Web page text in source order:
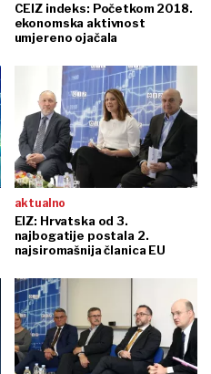
CEIZ indeks: Početkom 2018.
ekonomska aktivnost
umjereno ojačala
aktualno
EIZ: Hrvatska od 3.
najbogatije postala 2.
najsiromašnija članica EU